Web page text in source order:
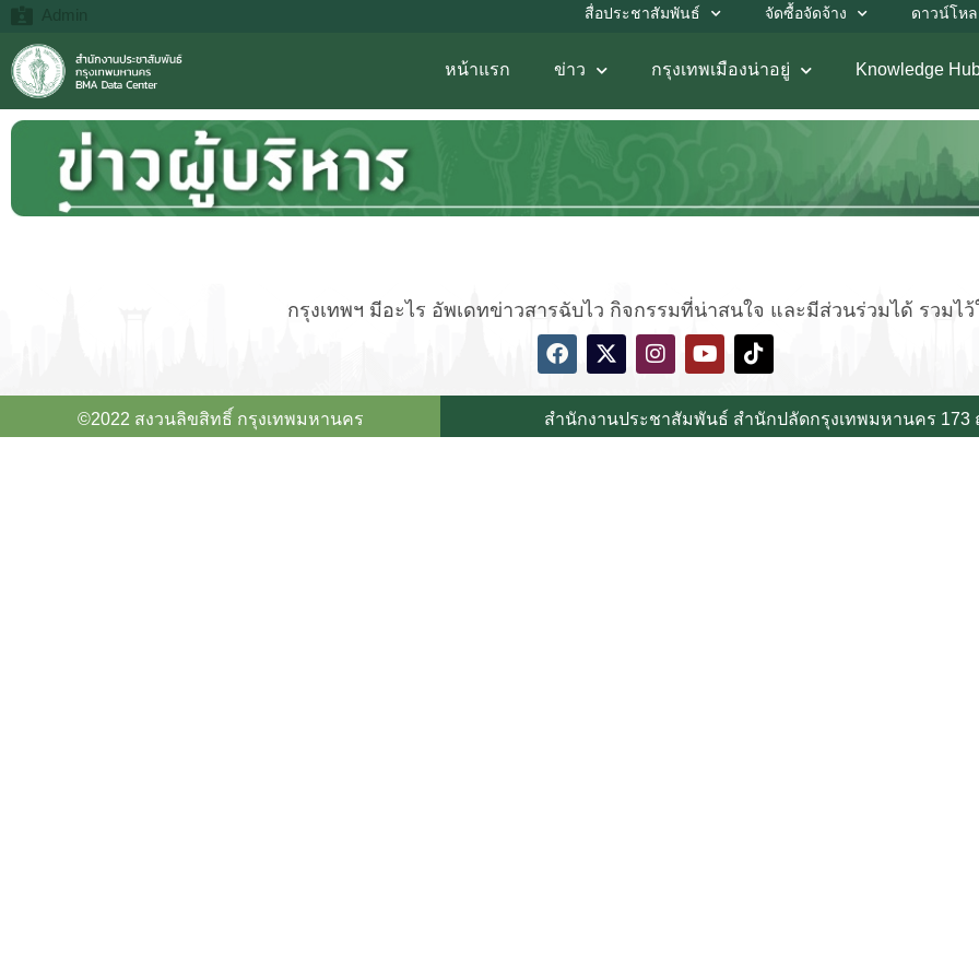
สื่อประชาสัมพันธ์ จัดซื้อจัดจ้าง ดาวน์โห
หน้าแรก ข่าว กรุงเทพเมืองน่าอยู่ Knowledge
กรุงเทพฯ มีอะไร อัพเดทข่าวสารฉับไว กิจกรรมที่น่าสนใจ และมีส่วนร่วมได้ รวมไ
©2022 สงวนลิขสิทธิ์ กรุงเทพมหานคร สำนักงานประชาสัมพันธ์ สำนักปลัดกรุงเทพมหานคร 173